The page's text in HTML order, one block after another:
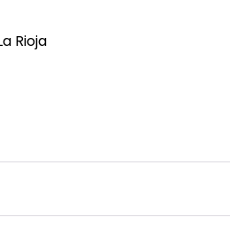
Rioja